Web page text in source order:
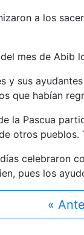
a los
mes de Abib
y sus
que habían
la Pascua
otros
celebraron
pues los
«